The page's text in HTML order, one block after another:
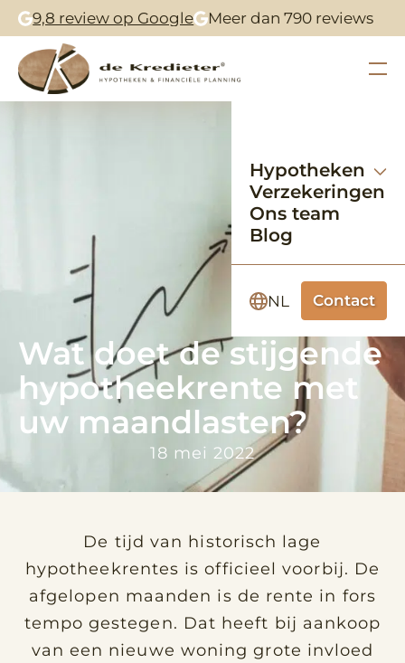
9,8 review op Google Meer dan 790 reviews
Hypotheken
Verzekeringen
Ons team
Blog
NL Contact
Wat doet de stijgende
hypotheekrente met
uw maandlasten?
18 mei 2022
De tijd van historisch lage
hypotheekrentes is officieel voorbij. De
afgelopen maanden is de rente in fors
tempo gestegen. Dat heeft bij aankoop
van een nieuwe woning grote invloed